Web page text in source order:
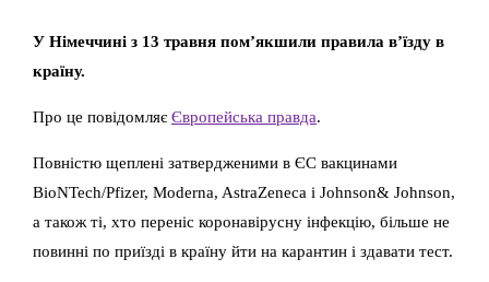
У Німеччині з 13 травня пом’якшили правила в’їзду в
країну.
Про це повідомляє Європейська правда.
Повністю щеплені затвердженими в ЄС вакцинами
BioNTech/Pfizer, Moderna, AstraZeneca і Johnson& Johnson,
а також ті, хто переніс коронавірусну інфекцію, більше не
повинні по приїзді в країну йти на карантин і здавати тест.